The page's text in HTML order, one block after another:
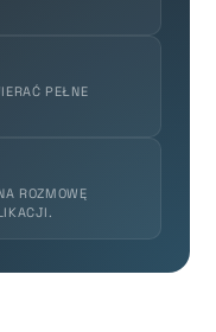
PEŁNE
ROZMOWĘ